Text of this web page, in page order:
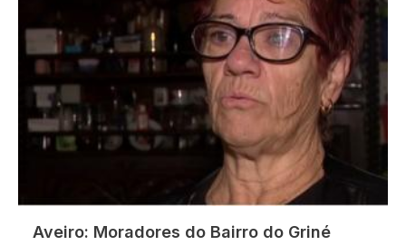
Aveiro: Moradores do Bairro do Griné